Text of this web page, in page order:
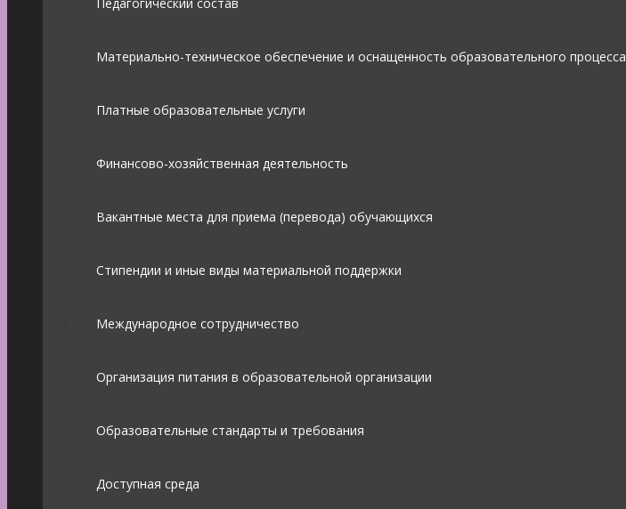
Материально-техническое обеспечение и оснащенность образовательного процесса
Платные образовательные услуги
Финансово-хозяйственная деятельность
Вакантные места для приема (перевода) обучающихся
Стипендии и иные виды материальной поддержки
Международное сотрудничество
Организация питания в образовательной организации
Образовательные стандарты и требования
Доступная среда